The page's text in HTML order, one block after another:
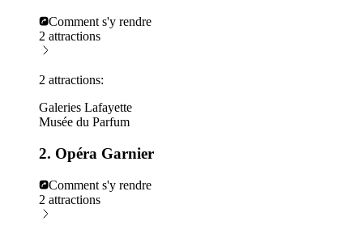
Comment s'y rendre
2 attractions
2 attractions:
Galeries Lafayette
Musée du Parfum
2. Opéra Garnier
Comment s'y rendre
2 attractions